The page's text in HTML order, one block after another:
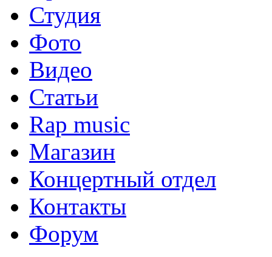
Студия
Фото
Видео
Статьи
Rap music
Магазин
Концертный отдел
Контакты
Форум